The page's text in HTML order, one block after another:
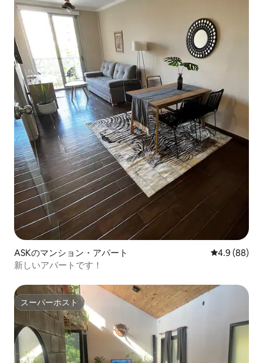
ASKのマンション・アパート レビュー88
4.9 (88)
新しいアパートです！
スーパーホスト
スーパーホスト